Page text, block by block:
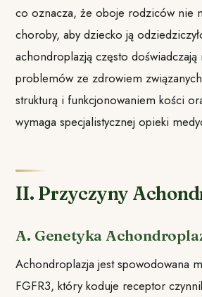
co oznacza, że oboje rodziców nie
choroby, aby dziecko ją
achondroplazją często doświadczają
problemów ze zdrowiem
strukturą i funkcjonowaniem kości
wymaga specjalistycznej opieki
II. Przyczyny
A. Genetyka
Achondroplazja jest spowodowana
FGFR3, który koduje receptor